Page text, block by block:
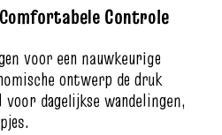
Controle
voor een nauwkeurige
ontwerp de druk
dagelijkse wandelingen,